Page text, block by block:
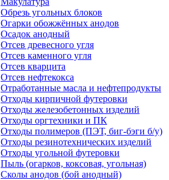
Обрезь угольных блоков
Огарки обожжённых анодов
Осадок анодный
Отсев древесного угля
Отсев каменного угля
Отсев кварцита
Отсев нефтекокса
Отработанные масла и нефтепродукты
Отходы кирпичной футеровки
Отходы железобетонных изделий
Отходы оргтехники и ПК
Отходы полимеров (ПЭТ, биг-бэги б/у)
Отходы резинотехнических изделий
Отходы угольной футеровки
Пыль (огарков, коксовая, угольная)
Сколы анодов (бой анодный)